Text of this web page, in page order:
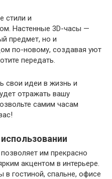
стили и
Настенные 3D-часы —
предмет, но и
по-новому, создавая уют
передать.
свои идеи в жизнь и
отражать вашу
самим часам
им прекрасно
акцентом в интерьере.
в гостиной, спальне, офисе